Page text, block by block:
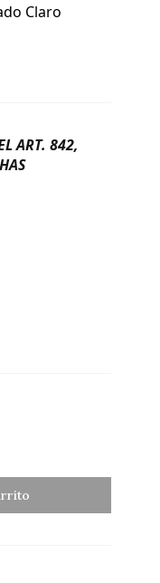
Claro
ART. 842,